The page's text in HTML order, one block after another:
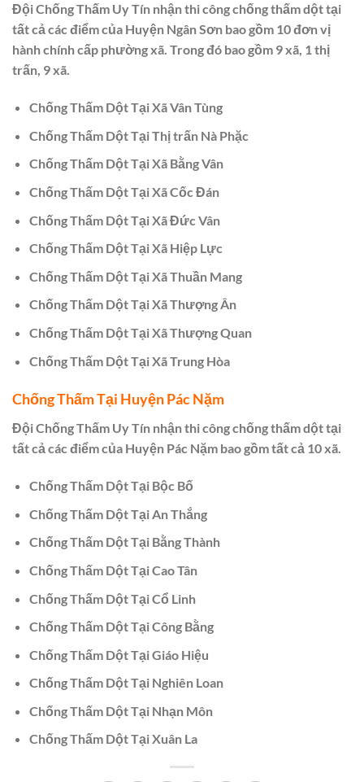
Đội Chống Thấm Uy Tín nhận thi công chống thấm dột tại
tất cả các điểm của Huyện Ngân Sơn bao gồm 10 đơn vị
hành chính cấp phường xã. Trong đó bao gồm 9 xã, 1 thị
trấn, 9 xã.
Chống Thấm Dột Tại Xã Vân Tùng
Chống Thấm Dột Tại Thị trấn Nà Phặc
Chống Thấm Dột Tại Xã Bằng Vân
Chống Thấm Dột Tại Xã Cốc Đán
Chống Thấm Dột Tại Xã Đức Vân
Chống Thấm Dột Tại Xã Hiệp Lực
Chống Thấm Dột Tại Xã Thuần Mang
Chống Thấm Dột Tại Xã Thượng Ân
Chống Thấm Dột Tại Xã Thượng Quan
Chống Thấm Dột Tại Xã Trung Hòa
Chống Thấm Tại Huyện Pác Nặm
Đội Chống Thấm Uy Tín nhận thi công chống thấm dột tại
tất cả các điểm của Huyện Pác Nặm bao gồm tất cả 10 xã.
Chống Thấm Dột Tại Bộc Bố
Chống Thấm Dột Tại An Thắng
Chống Thấm Dột Tại Bằng Thành
Chống Thấm Dột Tại Cao Tân
Chống Thấm Dột Tại Cổ Linh
Chống Thấm Dột Tại Công Bằng
Chống Thấm Dột Tại Giáo Hiệu
Chống Thấm Dột Tại Nghiên Loan
Chống Thấm Dột Tại Nhạn Môn
Chống Thấm Dột Tại Xuân La